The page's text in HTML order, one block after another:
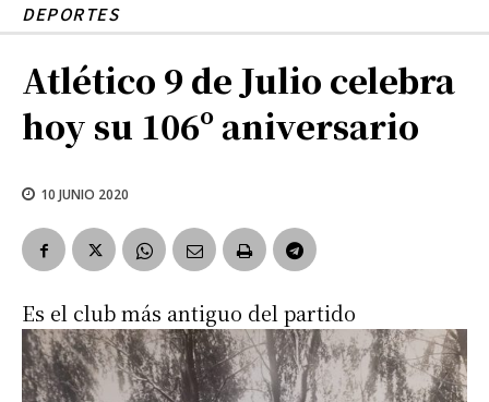
DEPORTES
Atlético 9 de Julio celebra
hoy su 106º aniversario
10 JUNIO 2020
Es el club más antiguo del partido